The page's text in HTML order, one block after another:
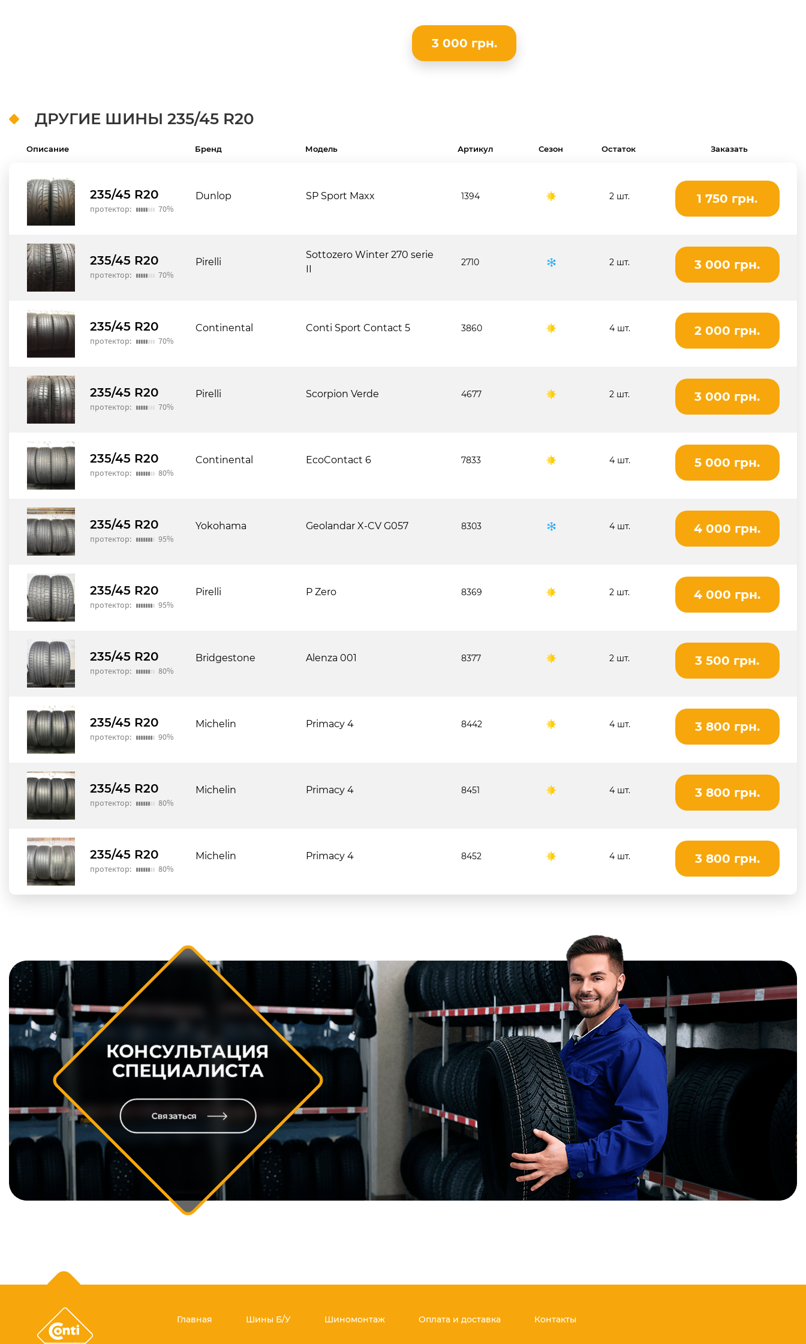
3 000 грн.
ДРУГИЕ ШИНЫ 235/45 R20
Описание Бренд Модель Артикул Сезон Остаток Заказать
235/45 R20
протектор: 70%
Dunlop SP Sport Maxx 1394 2 шт. 1 750 грн.
235/45 R20
протектор: 70%
Pirelli
Sottozero Winter 270 serie
II
2710 2 шт. 3 000 грн.
235/45 R20
протектор: 70%
Continental Conti Sport Contact 5 3860 4 шт. 2 000 грн.
235/45 R20
протектор: 70%
Pirelli Scorpion Verde 4677 2 шт. 3 000 грн.
235/45 R20
протектор: 80%
Continental EcoContact 6 7833 4 шт. 5 000 грн.
235/45 R20
протектор: 95%
Yokohama Geolandar X-CV G057 8303 4 шт. 4 000 грн.
235/45 R20
протектор: 95%
Pirelli P Zero 8369 2 шт. 4 000 грн.
235/45 R20
протектор: 80%
Bridgestone Alenza 001 8377 2 шт. 3 500 грн.
235/45 R20
протектор: 90%
Michelin Primacy 4 8442 4 шт. 3 800 грн.
235/45 R20
протектор: 80%
Michelin Primacy 4 8451 4 шт. 3 800 грн.
235/45 R20
протектор: 80%
Michelin Primacy 4 8452 4 шт. 3 800 грн.
КОНСУЛЬТАЦИЯ
СПЕЦИАЛИСТА
Связаться
Главная Шины Б/У Шиномонтаж Оплата и доставка Контакты